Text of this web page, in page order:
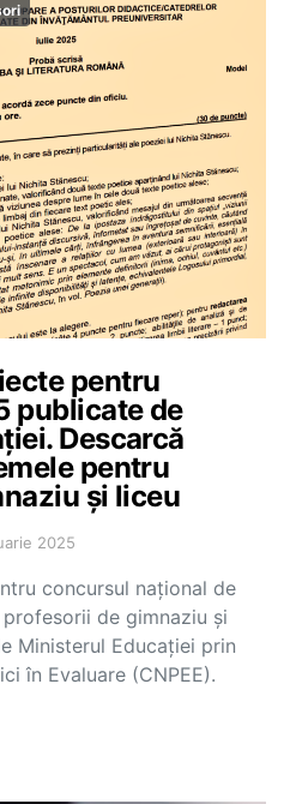
pentru
publicate de
Descarcă
pentru
și liceu
2025
concursul național de
de gimnaziu și
Ministerul Educației prin
în Evaluare (CNPEE).